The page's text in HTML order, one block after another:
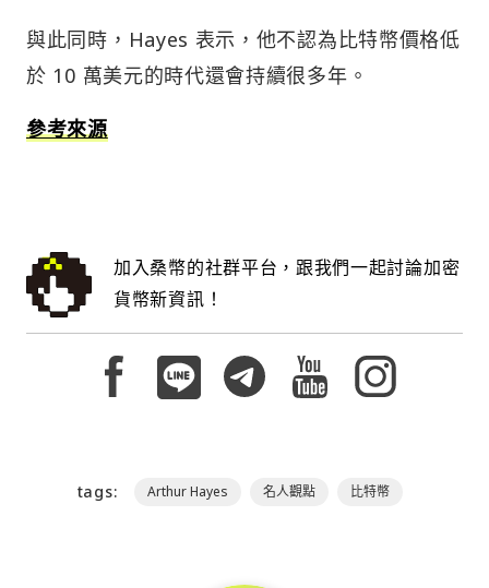
與此同時，Hayes 表示，他不認為比特幣價格低
於 10 萬美元的時代還會持續很多年。
參考來源
加入桑幣的社群平台，跟我們一起討論加密
貨幣新資訊！
tags: Arthur Hayes 名人觀點 比特幣